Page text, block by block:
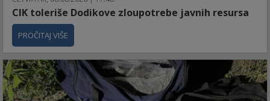
CIK toleriše Dodikove zloupotrebe javnih resursa
PROČITAJ VIŠE